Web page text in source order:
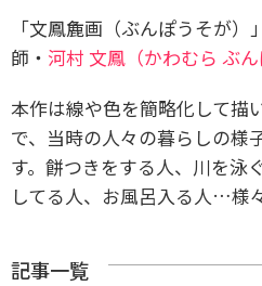
「文鳳麁画（ぶんぽうそが
師・ 河村 文鳳（かわむら ぶん
本作は線や色を簡略化して描
で、当時の人々の暮らしの様
す。餅つきをする人、川を泳
してる人、お風呂入る人…様
記事一覧